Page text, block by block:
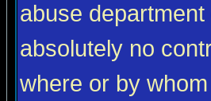
abuse
absolutely no
where or by